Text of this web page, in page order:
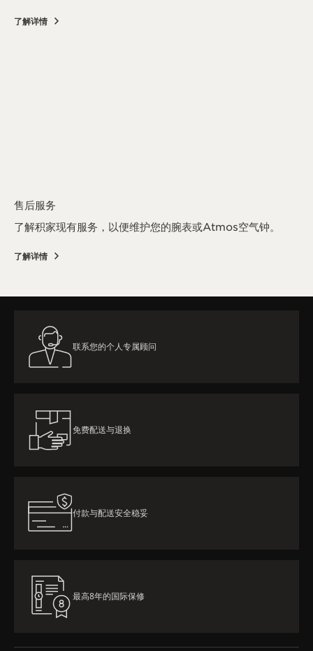
了解详情
售后服务
了解积家现有服务，以便维护您的腕表或Atmos空气钟。
了解详情
联系您的个人专属顾问
免费配送与退换
付款与配送安全稳妥
最高8年的国际保修